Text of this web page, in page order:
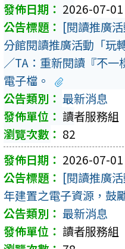
2026-07-01
[閱讀推廣
分館閱讀推廣活動「玩
／TA：重新閱讀『不
電子檔。
最新消息
讀者服務組
82
2026-07-01
[閱讀推廣
年建置之電子資源，鼓
最新消息
讀者服務組